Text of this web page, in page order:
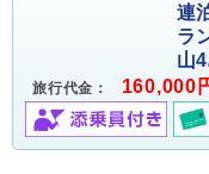
連
ラ
山
旅行代金： 160,000